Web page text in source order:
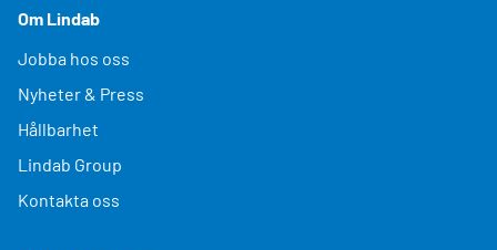
Om Lindab
Jobba hos oss
Nyheter & Press
Hållbarhet
Lindab Group
Kontakta oss